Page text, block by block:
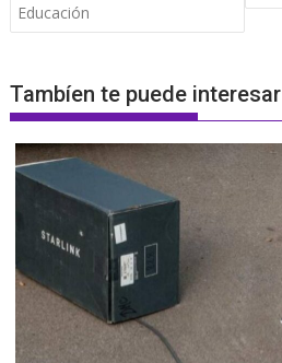
Educación
Tambíen te puede interesar